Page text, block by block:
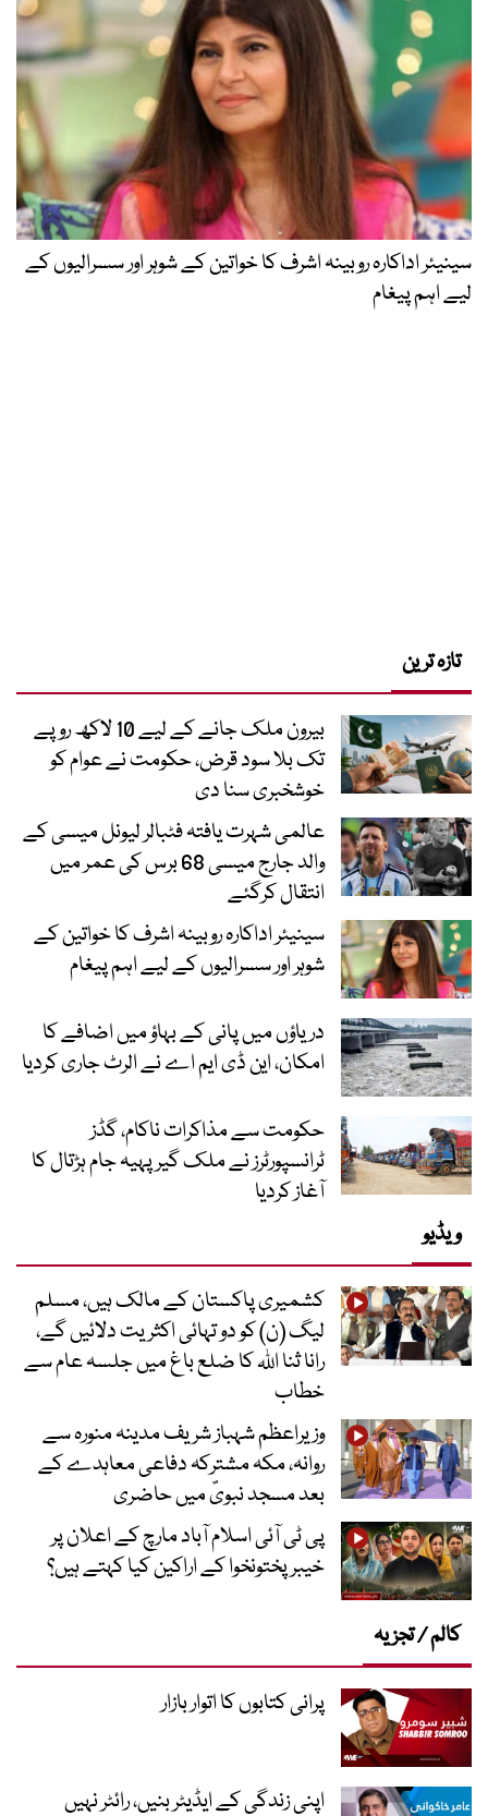
سینیئر اداکارہ روبینہ اشرف کا خواتین کے شوہر اور سسرالیوں کے
لیے اہم پیغام
تازہ ترین
بیرون ملک جانے کے لیے 10 لاکھ روپے
تک بلا سود قرض، حکومت نے عوام کو
خوشخبری سنا دی
عالمی شہرت یافتہ فٹبالر لیونل میسی کے
والد جارج میسی 68 برس کی عمر میں
انتقال کرگئے
سینیئر اداکارہ روبینہ اشرف کا خواتین کے
شوہر اور سسرالیوں کے لیے اہم پیغام
دریاؤں میں پانی کے بہاؤ میں اضافے کا
امکان، این ڈی ایم اے نے الرٹ جاری کردیا
حکومت سے مذاکرات ناکام، گڈز
ٹرانسپورٹرز نے ملک گیر پہیہ جام ہڑتال کا
آغاز کردیا
ویڈیو
کشمیری پاکستان کے مالک ہیں، مسلم
لیگ (ن) کو دو تہائی اکثریت دلائیں گے،
رانا ثنا اللہ کا ضلع باغ میں جلسہ عام سے
خطاب
وزیراعظم شہباز شریف مدینہ منورہ سے
روانہ، مکہ مشترکہ دفاعی معاہدے کے
بعد مسجد نبویؐ میں حاضری
پی ٹی آئی اسلام آباد مارچ کے اعلان پر
خیبر پختونخوا کے اراکین کیا کہتے ہیں؟
کالم / تجزیہ
پرانی کتابوں کا اتوار بازار
اپنی زندگی کے ایڈیٹر بنیں، رائٹر نہیں